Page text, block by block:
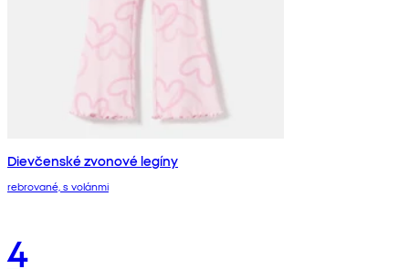
Dievčenské zvonové legíny
rebrované, s volánmi
4